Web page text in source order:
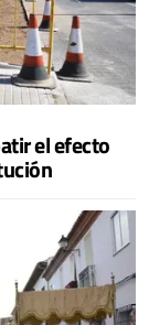
el efecto